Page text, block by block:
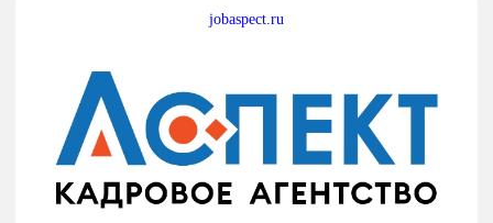
jobaspect.ru